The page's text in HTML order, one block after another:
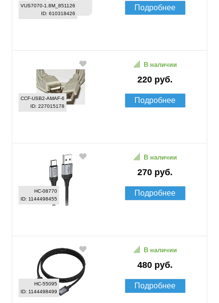
VUS7070-1.8M_851126
ID: 610318426
Подробнее
CCF-USB2-AMAF-6
ID: 227015178
220 руб.
В наличии
Подробнее
HC-08770
ID: 1144498455
270 руб.
В наличии
Подробнее
HC-55095
ID: 1144498499
480 руб.
В наличии
Подробнее